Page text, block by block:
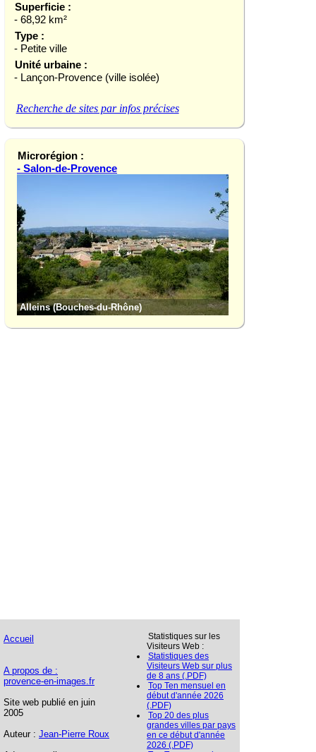
Superficie :
- 68,92 km²
Type :
- Petite ville
Unité urbaine :
- Lançon-Provence (ville isolée)
Recherche de sites par infos précises
Microrégion :
- Salon-de-Provence
Alleins (Bouches-du-Rhône)
Accueil
A propos de :
provence-en-images.fr
Site web publié en juin
2005
Auteur : Jean-Pierre Roux
Statistiques sur les
Visiteurs Web :
Statistiques des
Visiteurs Web sur plus
de 8 ans (.PDF)
Top Ten mensuel en
début d'année 2026
(.PDF)
Top 20 des plus
grandes villes par pays
en ce début d'année
2026 (.PDF)